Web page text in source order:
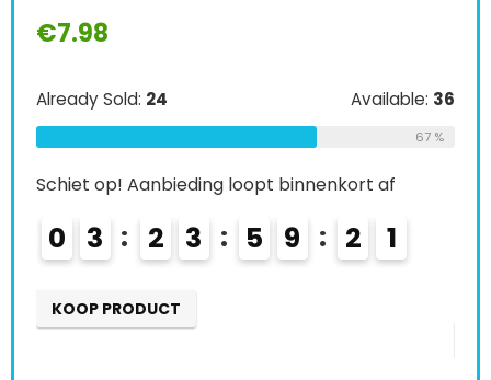
€7.98
Already Sold: 24 Available: 36
67 %
Schiet op! Aanbieding loopt binnenkort af
0 3 2 3 5 9 1
2 9
0
KOOP PRODUCT